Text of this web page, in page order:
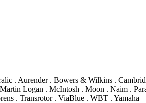
. Aurender . Bowers & Wilkins .
Logan . McIntosh . Moon . Naim .
. Transrotor . ViaBlue . WBT . Yamaha